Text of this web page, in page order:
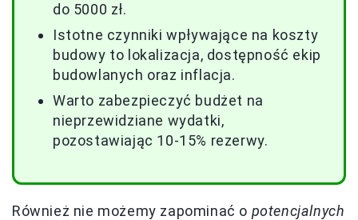
do 5000 zł.
Istotne czynniki wpływające na koszty
budowy to lokalizacja, dostępność ekip
budowlanych oraz inflacja.
Warto zabezpieczyć budżet na
nieprzewidziane wydatki,
pozostawiając 10-15% rezerwy.
Również nie możemy zapominać o potencjalnych